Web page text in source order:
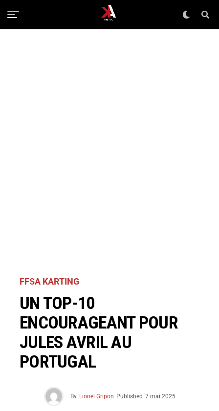
FFSA KARTING
UN TOP-10
ENCOURAGEANT POUR
JULES AVRIL AU
PORTUGAL
By Lionel Gripon Published 7 mai 2025